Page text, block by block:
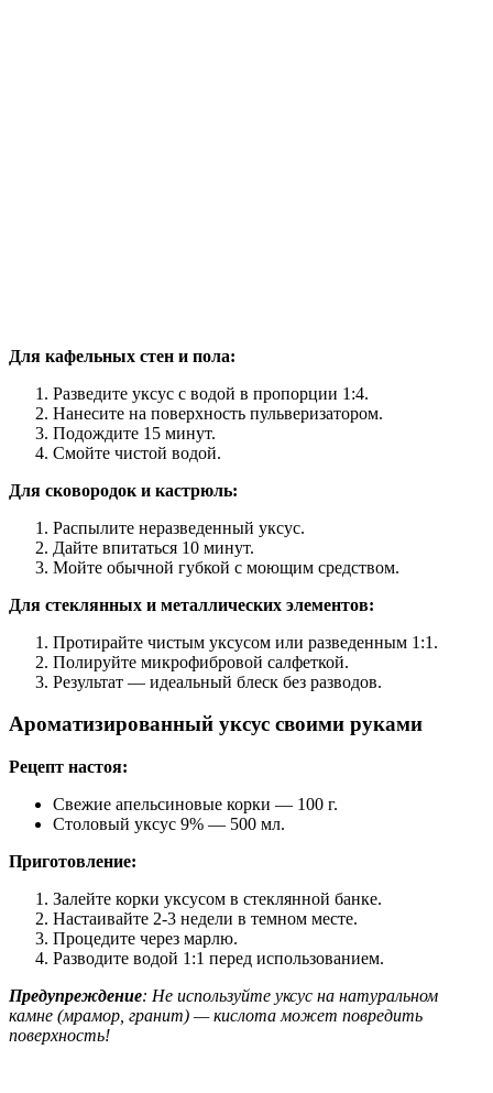
Для кафельных стен и пола:
Разведите уксус с водой в пропорции 1:4.
Нанесите на поверхность пульверизатором.
Подождите 15 минут.
Смойте чистой водой.
Для сковородок и кастрюль:
Распылите неразведенный уксус.
Дайте впитаться 10 минут.
Мойте обычной губкой с моющим средством.
Для стеклянных и металлических элементов:
Протирайте чистым уксусом или разведенным 1:1.
Полируйте микрофибровой салфеткой.
Результат — идеальный блеск без разводов.
Ароматизированный уксус своими руками
Рецепт настоя:
Свежие апельсиновые корки — 100 г.
Столовый уксус 9% — 500 мл.
Приготовление:
Залейте корки уксусом в стеклянной банке.
Настаивайте 2-3 недели в темном месте.
Процедите через марлю.
Разводите водой 1:1 перед использованием.
Предупреждение: Не используйте уксус на натуральном
камне (мрамор, гранит) — кислота может повредить
поверхность!